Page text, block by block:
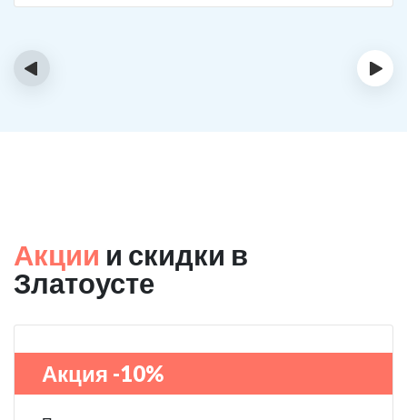
‹ ›
Акции и скидки в
Златоусте
Акция -10%